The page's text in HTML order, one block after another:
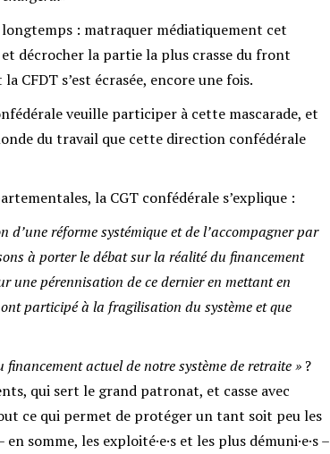
: matraquer médiatiquement cet
décrocher la partie la plus crasse du front
CFDT s’est écrasée, encore une fois.
veuille participer à cette mascarade, et
du travail que cette direction confédérale
la CGT confédérale s’explique :
réforme systémique et de l’accompagner par
à porter le débat sur la réalité du financement
une pérennisation de ce dernier en mettant en
participé à la fragilisation du système et que
actuel de notre système de retraite » ?
qui sert le grand patronat, et casse avec
ce qui permet de protéger un tant soit peu les
somme, les exploité·e·s et les plus démuni·e·s –